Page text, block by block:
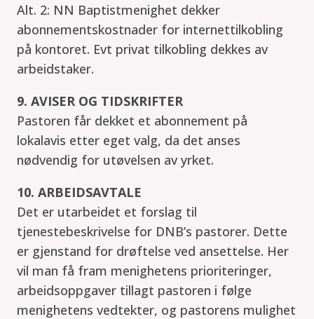
Alt. 2: NN Baptistmenighet dekker
abonnementskostnader for internettilkobling
på kontoret. Evt privat tilkobling dekkes av
arbeidstaker.
9. AVISER OG TIDSKRIFTER
Pastoren får dekket et abonnement på
lokalavis etter eget valg, da det anses
nødvendig for utøvelsen av yrket.
10. ARBEIDSAVTALE
Det er utarbeidet et forslag til
tjenestebeskrivelse for DNB’s pastorer. Dette
er gjenstand for drøftelse ved ansettelse. Her
vil man få fram menighetens prioriteringer,
arbeidsoppgaver tillagt pastoren i følge
menighetens vedtekter, og pastorens mulighet